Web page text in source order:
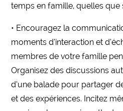
temps en famille, quelles que
• Encouragez la
moments d’interaction et
membres de votre famille
Organisez des discussions
d’une balade pour partager
et des expériences. Incitez